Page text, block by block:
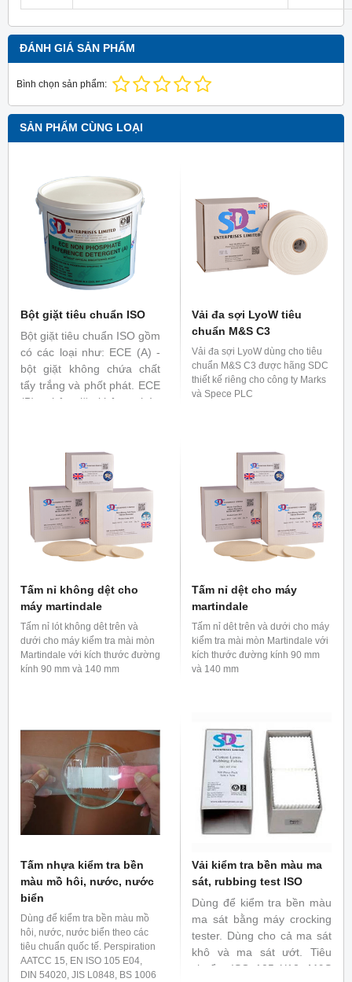
ĐÁNH GIÁ SẢN PHẨM
Bình chọn sản phẩm:
SẢN PHẨM CÙNG LOẠI
Bột giặt tiêu chuẩn ISO
Bột giặt tiêu chuẩn ISO gồm
có các loại như: ECE (A) -
bột giặt không chứa chất
tẩy trắng và phốt phát. ECE
(B) - bột giặt không chứa
không chứa chất tẩy trắng
và phốt phát IEC (B) - bột
giặt không chứa chất tẩy
trắng nhưng chứa phốt phát
Vải đa sợi LyoW tiêu
chuẩn M&S C3
Vải đa sợi LyoW dùng cho tiêu
chuẩn M&S C3 được hãng SDC
thiết kế riêng cho công ty Marks
và Spece PLC
Tấm nỉ không dệt cho
máy martindale
Tấm nỉ lót không dêt trên và
dưới cho máy kiểm tra mài mòn
Martindale với kích thước đường
kính 90 mm và 140 mm
Tấm nỉ dệt cho máy
martindale
Tấm nỉ dêt trên và dưới cho máy
kiểm tra mài mòn Martindale với
kích thước đường kính 90 mm
và 140 mm
Tấm nhựa kiểm tra bền
màu mồ hôi, nước, nước
biển
Dùng để kiểm tra bền màu mồ
hôi, nước, nước biển theo các
tiêu chuẩn quốc tế. Perspiration
AATCC 15, EN ISO 105 E04,
DIN 54020, JIS L0848, BS 1006
Vải kiểm tra bền màu ma
sát, rubbing test ISO
Dùng để kiểm tra bền màu
ma sát bằng máy crocking
tester. Dùng cho cả ma sát
khô và ma sát ướt. Tiêu
chuẩn: ISO 105 X12, M&S